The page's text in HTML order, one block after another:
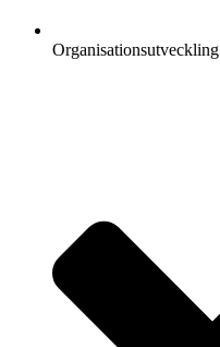
Organisationsutveckling